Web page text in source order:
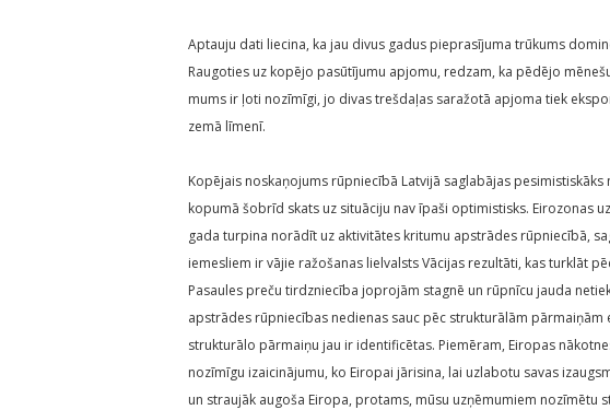
Aptauju dati liecina, ka jau divus gadus pieprasījuma trūkums
Raugoties uz kopējo pasūtījumu apjomu, redzam, ka pēdējo
mums ir ļoti nozīmīgi, jo divas trešdaļas saražotā apjoma tiek
zemā līmenī.
Kopējais noskaņojums rūpniecībā Latvijā saglabājas
kopumā šobrīd skats uz situāciju nav īpaši optimistisks. Eirozonas
gada turpina norādīt uz aktivitātes kritumu apstrādes rūpniecībā,
iemesliem ir vājie ražošanas lielvalsts Vācijas rezultāti, kas turklāt
Pasaules preču tirdzniecība joprojām stagnē un rūpnīcu jauda
apstrādes rūpniecības nedienas sauc pēc strukturālām pārmaiņām
strukturālo pārmaiņu jau ir identificētas. Piemēram, Eiropas
nozīmīgu izaicinājumu, ko Eiropai jārisina, lai uzlabotu savas
un straujāk augoša Eiropa, protams, mūsu uzņēmumiem nozīmētu